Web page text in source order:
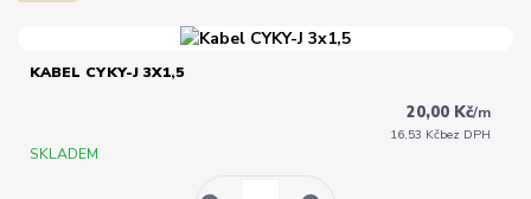
KABEL CYKY-J 3X1,5
20,00 Kč/m
16,53 Kčbez DPH
SKLADEM